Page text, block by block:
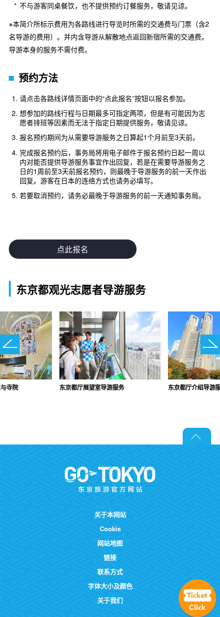
不与游客同桌餐饮，也不提供预约订餐服务，敬请见谅。
※本简介所标示费用为各路线进行导览时所需的交通费与门票（含2
名导游的费用）。并内含导游从解散地点返回新宿所需的交通费。
导游本身的服务不需付费。
预约方法
请点击各路线详情页面中的“点此报名”按钮以报名参加。
想参加的路线行程与日期最多可指定两项，但是有可能因为志
愿者排班等因素而无法于指定日期提供服务，敬请见谅。
报名预约期间为从需要导游服务之日算起1个月前至3天前。
完成报名预约后，事务局将用电子邮件于报名预约日起一周以
内对能否提供导游服务事宜作出回复，若是在需要导游服务之
日的1周前至3天前报名预约，则最晚于导游服务的前一天作出
回复。游客在日本的连络方式也请务必填写。
若要取消预约，请务必最晚于导游服务的前一天通知事务局。
点此报名
东京都观光志愿者导游服务
寺院 东京都厅展望室导游服务 东京都厅介绍导游
关于本网站
Cookie
网站地图
链接
联系方式
字体大小及颜色
关于我们